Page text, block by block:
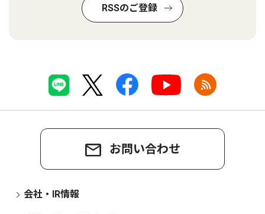
RSSのご登録
お問い合わせ
会社・IR情報